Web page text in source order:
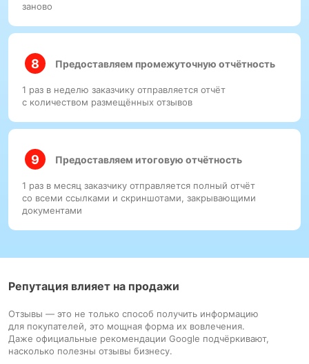
заново
Предоставляем промежуточную отчётность
1 раз в неделю заказчику отправляется отчёт
с количеством размещённых отзывов
Предоставляем итоговую отчётность
1 раз в месяц заказчику отправляется полный отчёт
со всеми ссылками и скриншотами, закрывающими
документами
Репутация влияет на продажи
Отзывы — это не только способ получить информацию
для покупателей, это мощная форма их вовлечения.
Даже официальные рекомендации Google подчёркивают,
насколько полезны отзывы бизнесу.